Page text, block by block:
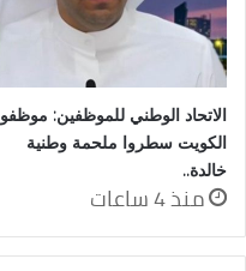
الاتحاد الوطني للموظفين: موظفو
الكويت سطروا ملحمة وطنية
خالدة..
منذ 4 ساعات